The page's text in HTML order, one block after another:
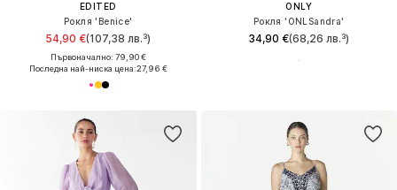
EDITED
Рокля 'Benice'
54,90 €(107,38 лв.³)
Първоначално: 79,90 €
Последна най-ниска цена:27,96 €
ONLY
Рокля 'ONLSandra'
34,90 €(68,26 лв.³)